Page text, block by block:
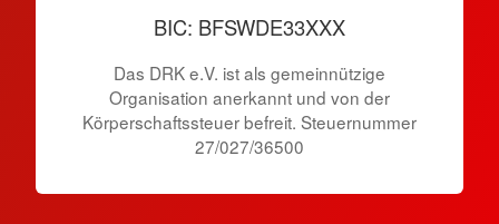
BIC: BFSWDE33XXX
Das DRK e.V. ist als gemeinnützige
Organisation anerkannt und von der
Körperschaftssteuer befreit. Steuernummer
27/027/36500